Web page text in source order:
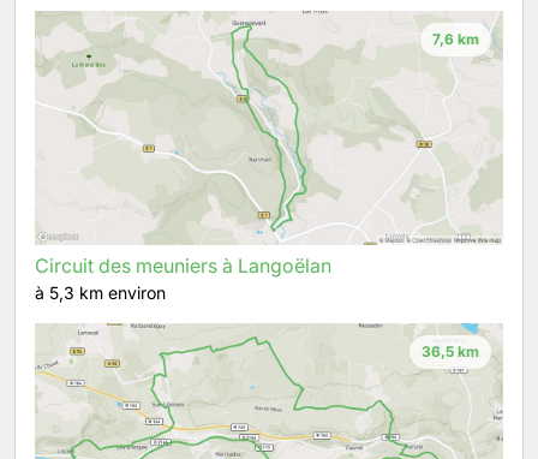
7,6 km
Circuit des meuniers à Langoëlan
à 5,3 km environ
36,5 km